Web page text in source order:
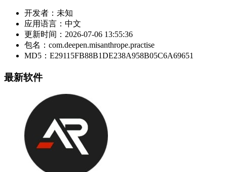
开发者： 未知
应用语言： 中文
更新时间： 2026-07-06 13:55:36
包名： com.deepen.misanthrope.practise
MD5： E29115FB88B1DE238A958B05C6A69651
最新软件